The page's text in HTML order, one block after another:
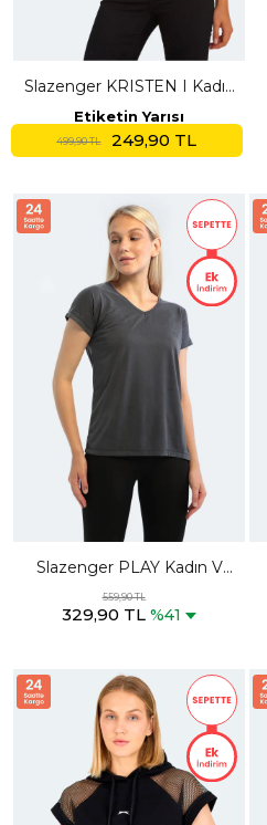
Slazenger KRISTEN I Kadın
V Yaka Sarı Tişört
Etiketin Yarısı
499,90 TL 249,90 TL
Slazenger PLAY Kadın V
Yaka Koyu Gri Tişört
559,90 TL
329,90 TL %41